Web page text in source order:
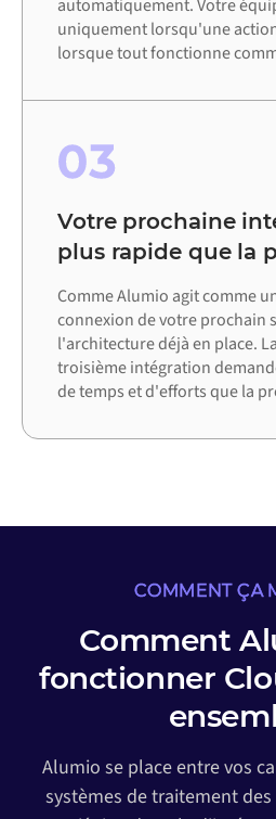
automatiquement. Votre
uniquement lorsqu'une
lorsque tout fonctionne
03
Votre prochaine
plus rapide que la
Comme Alumio agit comme
connexion de votre prochain
l'architecture déjà en place.
troisième intégration
de temps et d'efforts que la
COMMENT ÇA
Comment
fonctionner
Alumio se place entre vos
systèmes de traitement